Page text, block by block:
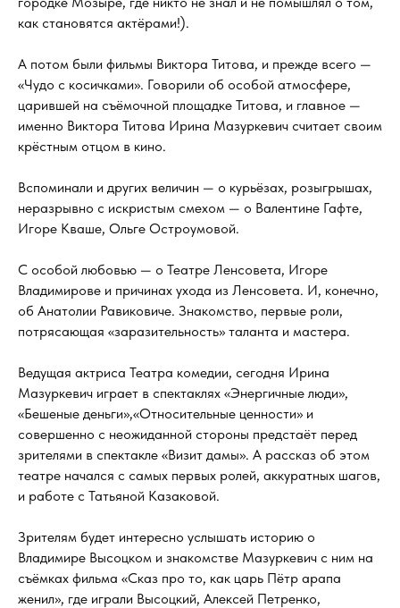
как становятся актёрами!).
А потом были фильмы Виктора Титова, и прежде всего —
«Чудо с косичками». Говорили об особой атмосфере,
царившей на съёмочной площадке Титова, и главное —
именно Виктора Титова Ирина Мазуркевич считает своим
крёстным отцом в кино.
Вспоминали и других величин — о курьёзах, розыгрышах,
неразрывно с искристым смехом — о Валентине Гафте,
Игоре Кваше, Ольге Остроумовой.
С особой любовью — о Театре Ленсовета, Игоре
Владимирове и причинах ухода из Ленсовета. И, конечно,
об Анатолии Равиковиче. Знакомство, первые роли,
потрясающая «заразительность» таланта и мастера.
Ведущая актриса Театра комедии, сегодня Ирина
Мазуркевич играет в спектаклях «Энергичные люди»,
«Бешеные деньги»,«Относительные ценности» и
совершенно с неожиданной стороны предстаёт перед
зрителями в спектакле «Визит дамы». А рассказ об этом
театре начался с самых первых ролей, аккуратных шагов,
и работе с Татьяной Казаковой.
Зрителям будет интересно услышать историю о
Владимире Высоцком и знакомстве Мазуркевич с ним на
съёмках фильма «Сказ про то, как царь Пётр арапа
женил», где играли Высоцкий, Алексей Петренко,